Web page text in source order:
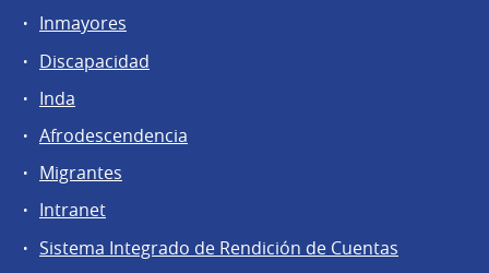
Inmayores
Discapacidad
Inda
Afrodescendencia
Migrantes
Intranet
Sistema Integrado de Rendición de Cuentas